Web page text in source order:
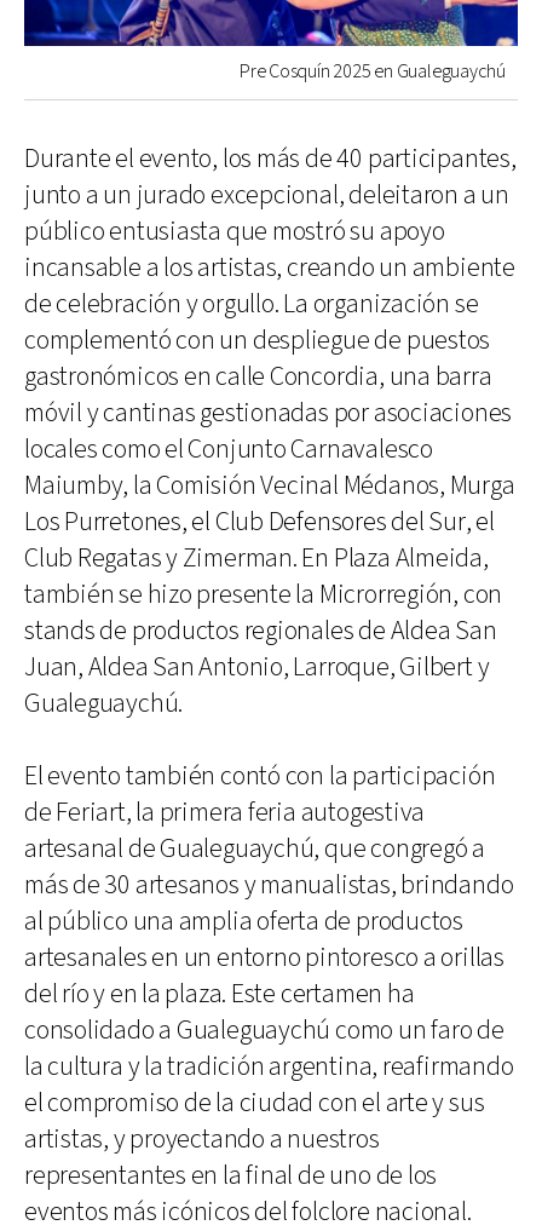
Pre Cosquín 2025 en Gualeguaychú
Durante el evento, los más de 40 participantes,
junto a un jurado excepcional, deleitaron a un
público entusiasta que mostró su apoyo
incansable a los artistas, creando un ambiente
de celebración y orgullo. La organización se
complementó con un despliegue de puestos
gastronómicos en calle Concordia, una barra
móvil y cantinas gestionadas por asociaciones
locales como el Conjunto Carnavalesco
Maiumby, la Comisión Vecinal Médanos, Murga
Los Purretones, el Club Defensores del Sur, el
Club Regatas y Zimerman. En Plaza Almeida,
también se hizo presente la Microrregión, con
stands de productos regionales de Aldea San
Juan, Aldea San Antonio, Larroque, Gilbert y
Gualeguaychú.
El evento también contó con la participación
de Feriart, la primera feria autogestiva
artesanal de Gualeguaychú, que congregó a
más de 30 artesanos y manualistas, brindando
al público una amplia oferta de productos
artesanales en un entorno pintoresco a orillas
del río y en la plaza. Este certamen ha
consolidado a Gualeguaychú como un faro de
la cultura y la tradición argentina, reafirmando
el compromiso de la ciudad con el arte y sus
artistas, y proyectando a nuestros
representantes en la final de uno de los
eventos más icónicos del folclore nacional.